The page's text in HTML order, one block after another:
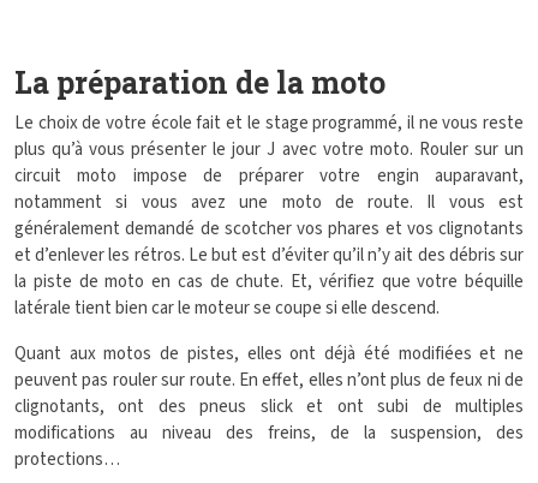
La préparation de la moto
Le choix de votre école fait et le stage programmé, il ne vous reste
plus qu’à vous présenter le jour J avec votre moto. Rouler sur un
circuit moto impose de préparer votre engin auparavant,
notamment si vous avez une moto de route. Il vous est
généralement demandé de scotcher vos phares et vos clignotants
et d’enlever les rétros. Le but est d’éviter qu’il n’y ait des débris sur
la piste de moto en cas de chute. Et, vérifiez que votre béquille
latérale tient bien car le moteur se coupe si elle descend.
Quant aux motos de pistes, elles ont déjà été modifiées et ne
peuvent pas rouler sur route. En effet, elles n’ont plus de feux ni de
clignotants, ont des pneus slick et ont subi de multiples
modifications au niveau des freins, de la suspension, des
protections…